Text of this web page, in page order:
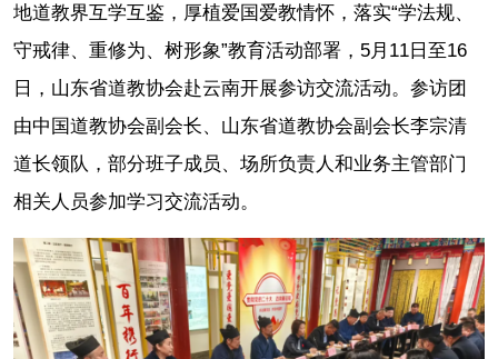
地道教界互学互鉴，厚植爱国爱教情怀，落实“学法规、
守戒律、重修为、树形象”教育活动部署，5月11日至16
日，山东省道教协会赴云南开展参访交流活动。参访团
由中国道教协会副会长、山东省道教协会副会长李宗清
道长领队，部分班子成员、场所负责人和业务主管部门
相关人员参加学习交流活动。